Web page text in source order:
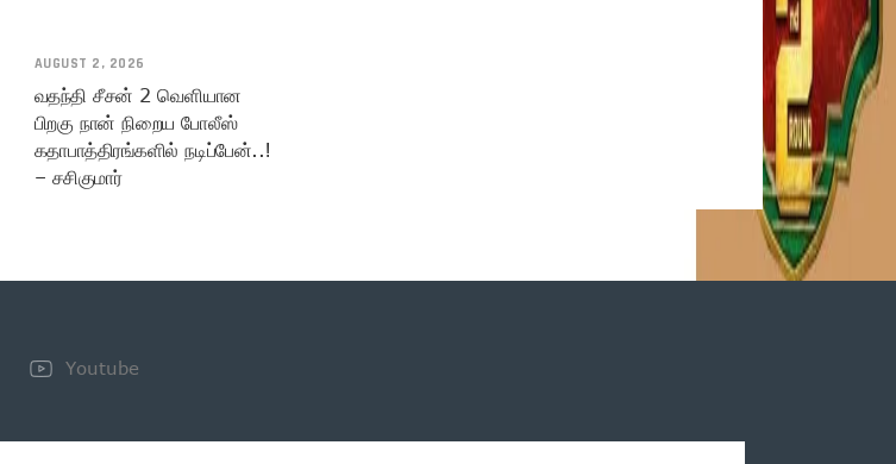
AUGUST 2, 2026
வதந்தி சீசன் 2 வெளியான
பிறகு நான் நிறைய போலீஸ்
கதாபாத்திரங்களில் நடிப்பேன்..!
– சசிகுமார்
Youtube